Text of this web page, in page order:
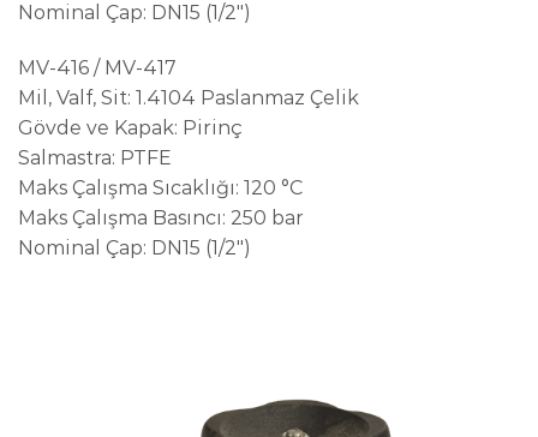
Nominal Çap: DN15 (1/2")
MV-416 / MV-417
Mil, Valf, Sit: 1.4104 Paslanmaz Çelik
Gövde ve Kapak: Pirinç
Salmastra: PTFE
Maks Çalışma Sıcaklığı: 120 °C
Maks Çalışma Basıncı: 250 bar
Nominal Çap: DN15 (1/2")